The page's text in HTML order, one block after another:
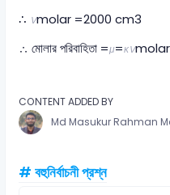
∴ Vmolar ​=2000 cm3
∴ মোলার পরিবাহিতা =μ=κV
CONTENT ADDED BY
Md Masukur Rahman
# বহুনির্বাচনী প্রশ্ন